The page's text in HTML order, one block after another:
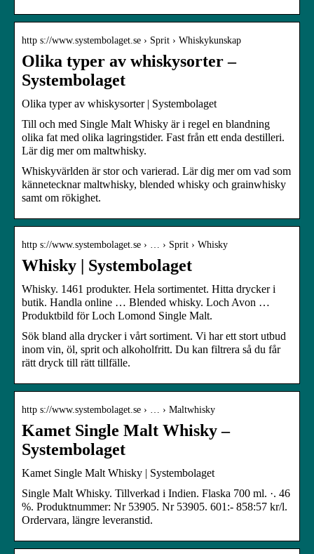
http s://www.systembolaget.se › Sprit › Whiskykunskap
Olika typer av whiskysorter –
Systembolaget
Olika typer av whiskysorter | Systembolaget
Till och med Single Malt Whisky är i regel en blandning
olika fat med olika lagringstider. Fast från ett enda destilleri.
Lär dig mer om maltwhisky.
Whiskyvärlden är stor och varierad. Lär dig mer om vad som
kännetecknar maltwhisky, blended whisky och grainwhisky
samt om rökighet.
http s://www.systembolaget.se › … › Sprit › Whisky
Whisky | Systembolaget
Whisky. 1461 produkter. Hela sortimentet. Hitta drycker i
butik. Handla online … Blended whisky. Loch Avon …
Produktbild för Loch Lomond Single Malt.
Sök bland alla drycker i vårt sortiment. Vi har ett stort utbud
inom vin, öl, sprit och alkoholfritt. Du kan filtrera så du får
rätt dryck till rätt tillfälle.
http s://www.systembolaget.se › … › Maltwhisky
Kamet Single Malt Whisky –
Systembolaget
Kamet Single Malt Whisky | Systembolaget
Single Malt Whisky. Tillverkad i Indien. Flaska 700 ml. ·. 46
%. Produktnummer: Nr 53905. Nr 53905. 601:- 858:57 kr/l.
Ordervara, längre leveranstid.